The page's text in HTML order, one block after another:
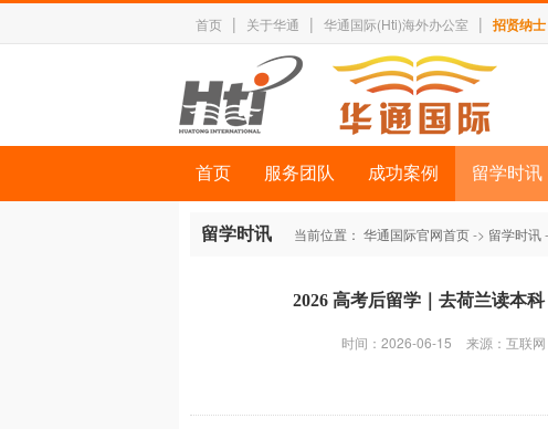
首页 | 关于华通 | 华通国际(Hti)海外办公室 | 招贤纳士
首页 服务团队 成功案例 留学时讯
留学时讯 当前位置： 华通国际官网首页-> 留学时讯
2026 高考后留学｜去荷兰读本
时间：2026-06-15 来源：互联网